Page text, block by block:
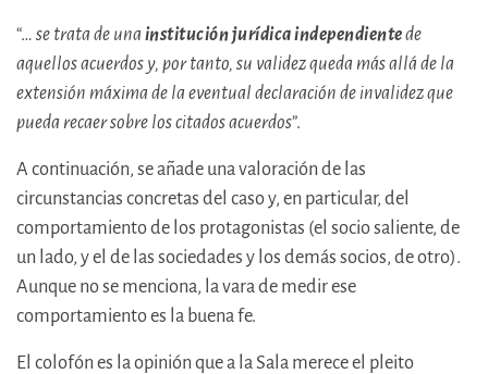
“… se trata de una institución jurídica independientede
aquellos acuerdos y, por tanto, su validez queda más allá de la
extensión máxima de la eventual declaración de invalidez que
pueda recaer sobre los citados acuerdos”.
A continuación, se añade una valoración de las
circunstancias concretas del caso y, en particular, del
comportamiento de los protagonistas (el socio saliente, de
un lado, y el de las sociedades y los demás socios, de otro).
Aunque no se menciona, la vara de medir ese
comportamiento es la buena fe.
El colofón es la opinión que a la Sala merece el pleito